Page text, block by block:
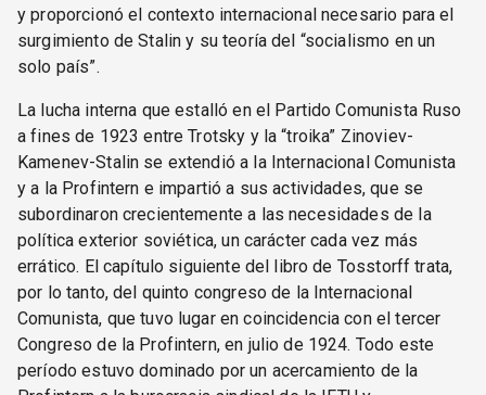
y proporcionó el contexto internacional necesario para el
surgimiento de Stalin y su teoría del “socialismo en un
solo país”.
La lucha interna que estalló en el Partido Comunista Ruso
a fines de 1923 entre Trotsky y la “troika” Zinoviev-
Kamenev-Stalin se extendió a la Internacional Comunista
y a la Profintern e impartió a sus actividades, que se
subordinaron crecientemente a las necesidades de la
política exterior soviética, un carácter cada vez más
errático. El capítulo siguiente del libro de Tosstorff trata,
por lo tanto, del quinto congreso de la Internacional
Comunista, que tuvo lugar en coincidencia con el tercer
Congreso de la Profintern, en julio de 1924. Todo este
período estuvo dominado por un acercamiento de la